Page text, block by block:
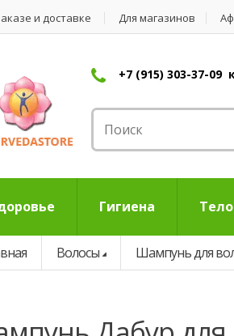
и доставке Для магазинов
+7 (915) 303-37-
Гигиена Тело
Волосы Шампунь для